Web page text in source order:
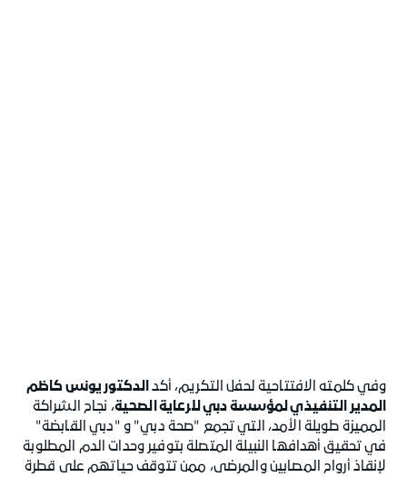
وفي كلمته الافتتاحية لحفل التكريم، أكدالدكتور يونس كاظم
المدير التنفيذي لمؤسسة دبي للرعاية الصحية، نجاح الشراكة
المميزة طويلة الأمد، التي تجمع "صحة دبي" و "دبي القابضة"
في تحقيق أهدافها النبيلة المتصلة بتوفير وحدات الدم المطلوبة
لإنقاذ أرواح المصابين والمرضى، ممن تتوقف حياتهم على قطرة